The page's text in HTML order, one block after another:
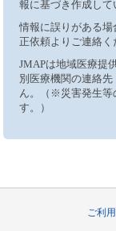
報に基づき作成して
情報に誤りがある
正依頼よりご連絡く
JMAPは地域医療提
別医療機関の連絡
ん。（※災害発生等
す。）
ご利